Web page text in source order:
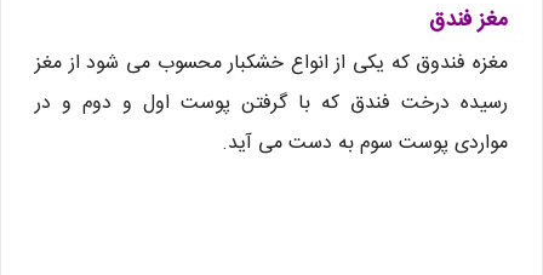
مغز فندق
مغزه فندوق که یکی از انواع خشکبار محسوب می شود از مغز
رسیده درخت فندق که با گرفتن پوست اول و دوم و در
مواردی پوست سوم به دست می آید.